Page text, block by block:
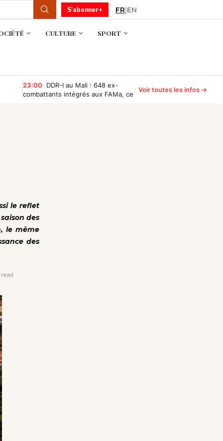
S'abonner+ FR|EN
CULTURE SPORT
23:00 DDR-I au Mali : 648 ex-
combattants intégrés aux FAMa, ce
Voir toutes les infos →
le reflet
des
le même
des